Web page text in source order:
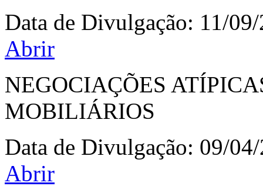
Data de Divulgação: 11/
Abrir
NEGOCIAÇÕES
MOBILIÁRIOS
Data de Divulgação: 09/
Abrir